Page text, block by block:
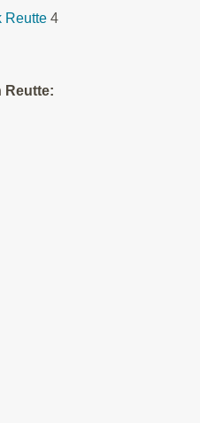
Reutte 4
Reutte: